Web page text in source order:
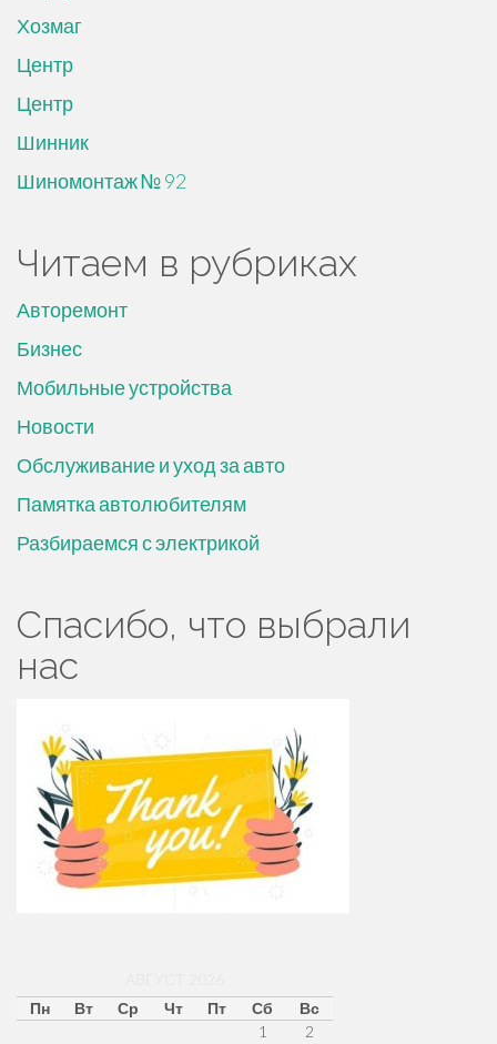
Хозмаг
Центр
Центр
Шинник
Шиномонтаж № 92
Читаем в рубриках
Авторемонт
Бизнес
Мобильные устройства
Новости
Обслуживание и уход за авто
Памятка автолюбителям
Разбираемся с электрикой
Спасибо, что выбрали
нас
Пн
Вт Ср Чт Пт Сб
Вс
1
2